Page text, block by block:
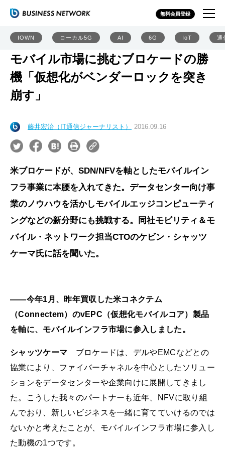
無料会員登録
IOWN ローカル5G AI 6G IoT 通
モバイル市場に挑むブロケードの勝
機「仮想化がベンダーロックを突き
崩す」
藤井宏治（IT通信ジャーナリスト） 2016.09.16
米ブロケードが、SDN/NFVを軸としたモバイルイン
フラ事業に本腰を入れてきた。データセンター向け事
業のノウハウを活かしモバイルエッジコンピューティ
ングなどの新分野にも挑戦する。同社モビリティ＆モ
バイル・ネットワーク担当CTOのケビン・シャッツ
ケーマ氏に話を聞いた。
――今年1月、昨年買収した米コネクテム
（Connectem）のvEPC（仮想化モバイルコア）製品
を軸に、モバイルインフラ市場に参入しました。
シャッツケーマ ブロケードは、デルやEMCなどとの
協業により、ファイバーチャネルを中心としたソリュー
ションをデータセンターや企業向けに展開してきまし
た。こうした我々のパートナーも近年、NFVに取り組
んでおり、新しいビジネスを一緒に育てていけるのでは
ないかと考えたことが、モバイルインフラ市場に参入し
た動機の1つです。